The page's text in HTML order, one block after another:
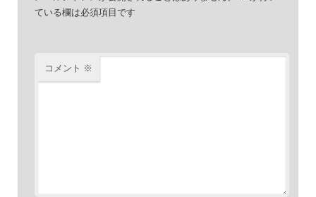
ている欄は必須項目です
コメント ※